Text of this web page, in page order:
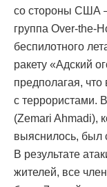
со стороны США –
группа Over-the-
беспилотного
ракету «Адский
предполагая,
с террористами.
(Zemari Ahmadi),
выяснилось,
В результате
жителей, все